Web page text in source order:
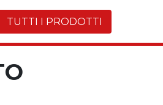
TUTTI I PRODOTTI